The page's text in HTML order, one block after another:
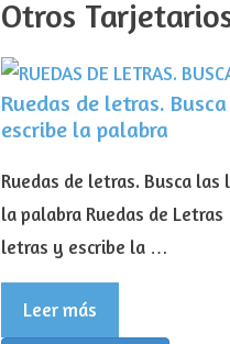
Otros
Ruedas de letras.
escribe la palabra
Ruedas de letras. Busca las
la palabra Ruedas de Letras
letras y escribe la …
Leer más